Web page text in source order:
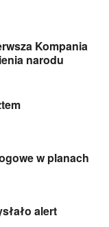
Kompania
narodu
w planach
alert